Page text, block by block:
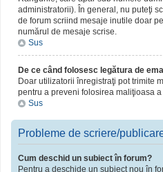
administratorii). În general, nu puteţi
de forum scriind mesaje inutile doar
numărul de mesaje scrise.
Sus
De ce când folosesc legătura de
Doar utilizatorii înregistraţi pot trimite
pentru a preveni folosirea maliţioasa
Sus
Probleme de scriere/
Cum deschid un subiect în forum?
Pentru a deschide un subiect nou în